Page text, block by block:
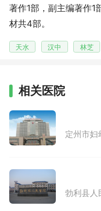
著作1部，副主编著作1
材共4部。
天水 汉中 林芝
相关医院
定州市妇
勃利县人